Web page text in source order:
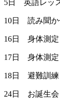
5日 英語レッ
10日 読み聞か
16日 身体測定
17日 身体測定
18日 避難訓練
24日 お誕生会